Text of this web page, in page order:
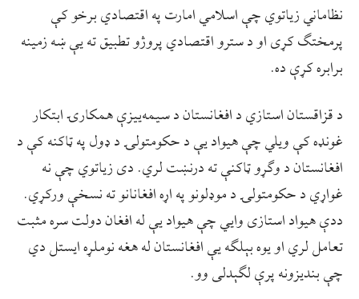
نظاماني زیاتوي چې اسلامي امارت په اقتصادي برخو کې
پرمختګ کړی او د سترو اقتصادي پروژو تطبیق ته یې ښه زمینه
برابره کړې ده.
د قزاقستان استازي د افغانستان د سیمه‌ییزې همکارۍ ابتکار
غونډه کې ویلي چې هیواد یې د حکومتولۍ د ډول په ټاکنه کې د
افغانستان د وګړو ټاکنې ته درنښت لري. دی زیاتوي چې نه
غواړي د حکومتولۍ د موډلونو په اړه افغانانو ته نسخې ورکړي.
ددې هیواد استازی وایي چې هیواد یې له افغان دولت سره مثبت
تعامل لري او یوه بېلګه یې افغانستان له هغه نوملړه ایستل دي
چې بندیزونه پرې لګېدلی وو.